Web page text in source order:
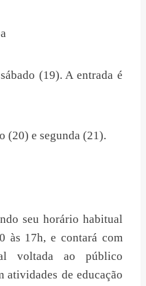
(19). A entrada é
(20) e segunda (21).
seu horário habitual
às 17h, e contará com
voltada ao público
de educação